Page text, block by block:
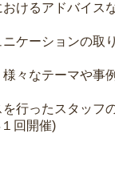
けるアドバイス
ケーションの
々なテーマや事
行ったスタッ
回開催)